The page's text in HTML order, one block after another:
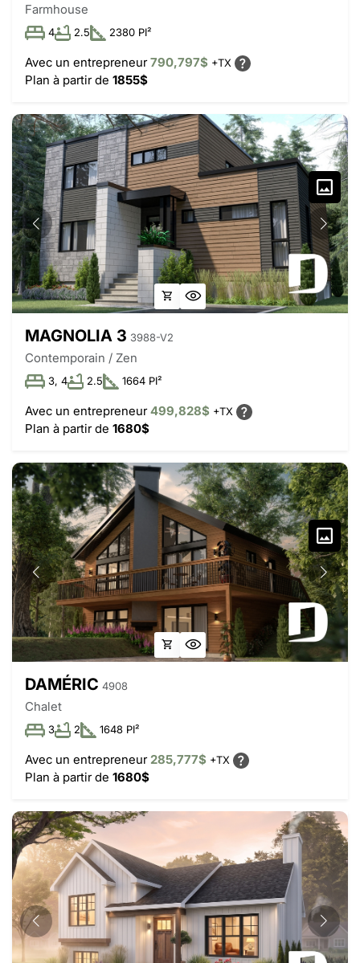
Farmhouse
4 2.5 2380 PI²
Avec un entrepreneur790,797$ +TX
Plan à partir de 1855$
MAGNOLIA 3 3988-V2
Contemporain / Zen
3, 4 2.5 1664 PI²
Avec un entrepreneur499,828$ +TX
Plan à partir de 1680$
DAMÉRIC 4908
Chalet
3 2 1648 PI²
Avec un entrepreneur285,777$ +TX
Plan à partir de 1680$